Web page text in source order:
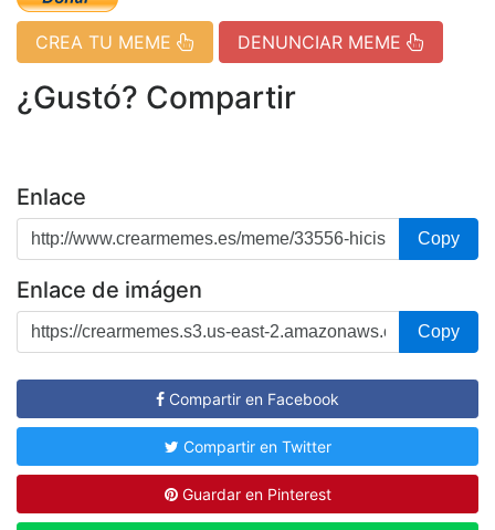
CREA TU MEME DENUNCIAR MEME
¿Gustó? Compartir
Enlace
Copy
Enlace de imágen
Copy
Compartir en Facebook
Compartir en Twitter
Guardar en Pinterest